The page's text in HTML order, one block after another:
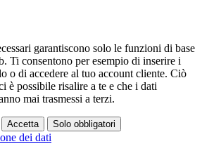
garantiscono solo le funzioni di base
Ti consentono per esempio di inserire i
o di accedere al tuo account cliente. Ciò
è possibile risalire a te e che i dati
mai trasmessi a terzi.
Accetta Solo obbligatori
dei dati